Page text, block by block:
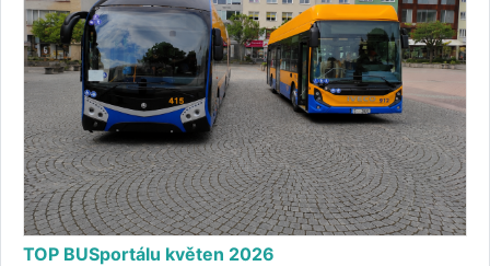
TOP BUSportálu květen 2026